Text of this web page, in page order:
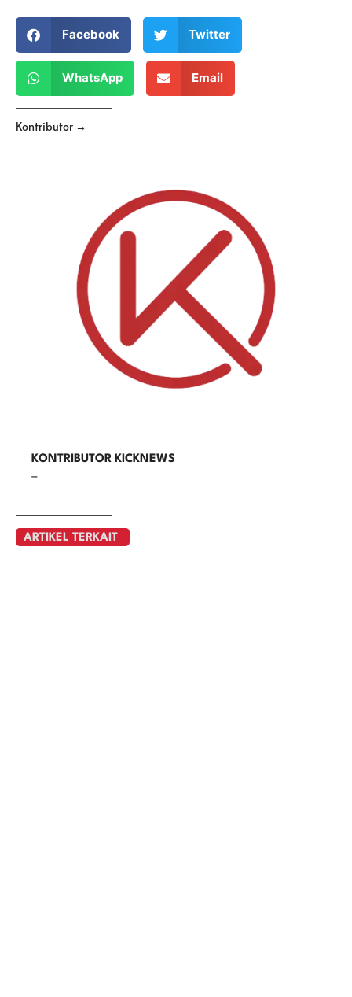
Facebook Twitter
WhatsApp Email
Kontributor →
KONTRIBUTOR KICKNEWS
–
ARTIKEL TERKAIT